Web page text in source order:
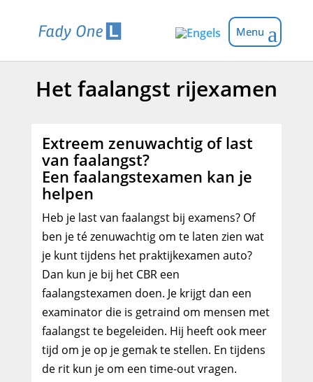
Het faalangst rijexamen
Extreem zenuwachtig of last
van faalangst?
Een faalangstexamen kan je
helpen
Heb je last van faalangst bij examens? Of
ben je té zenuwachtig om te laten zien wat
je kunt tijdens het praktijkexamen auto?
Dan kun je bij het CBR een
faalangstexamen doen. Je krijgt dan een
examinator die is getraind om mensen met
faalangst te begeleiden. Hij heeft ook meer
tijd om je op je gemak te stellen. En tijdens
de rit kun je om een time-out vragen.